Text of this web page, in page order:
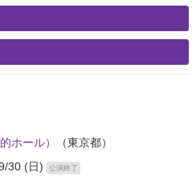
ホール）
（東京都）
30 (日)
公演終了